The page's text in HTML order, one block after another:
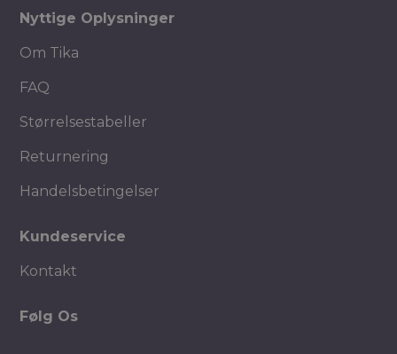
Nyttige Oplysninger
Om Tika
FAQ
Størrelsestabeller
Returnering
Handelsbetingelser
Kundeservice
Kontakt
Følg Os